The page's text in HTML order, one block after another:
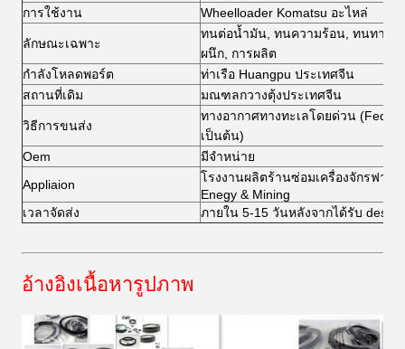
การใช้งาน
Wheelloader Komatsu อะไหล่
ลักษณะเฉพาะ
ทนต่อน้ำมัน, ทนความร้อน, ทนทาน,
ผนึก, การผลิต
กำลังโหลดพอร์ต
ท่าเรือ Huangpu ประเทศจีน
สถานที่เดิม
มณฑลกวางตุ้งประเทศจีน
วิธีการขนส่ง
ทางอากาศทางทะเลโดยด่วน
เป็นต้น)
Oem
มีจำหน่าย
Appliaion
โรงงานผลิตร้านซ่อมเครื่องจักรฟาร์
Enegy & Mining
เวลาจัดส่ง
ภายใน 5-15 วันหลังจากได้รับ
อ้างอิงเนื้อหารูปภาพ